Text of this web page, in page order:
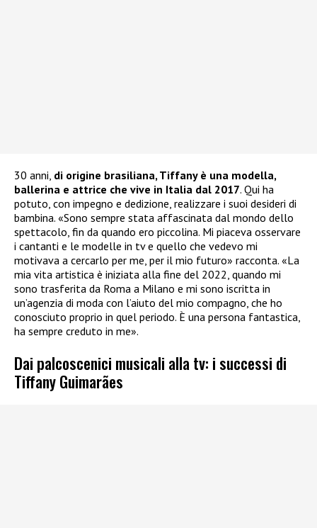
30 anni, di origine brasiliana, Tiffany è una modella,
ballerina e attrice che vive in Italia dal 2017. Qui ha
potuto, con impegno e dedizione, realizzare i suoi desideri di
bambina. «Sono sempre stata affascinata dal mondo dello
spettacolo, fin da quando ero piccolina. Mi piaceva osservare
i cantanti e le modelle in tv e quello che vedevo mi
motivava a cercarlo per me, per il mio futuro» racconta. «La
mia vita artistica è iniziata alla fine del 2022, quando mi
sono trasferita da Roma a Milano e mi sono iscritta in
un’agenzia di moda con l’aiuto del mio compagno, che ho
conosciuto proprio in quel periodo. È una persona fantastica,
ha sempre creduto in me».
Dai palcoscenici musicali alla tv: i successi di
Tiffany Guimarães